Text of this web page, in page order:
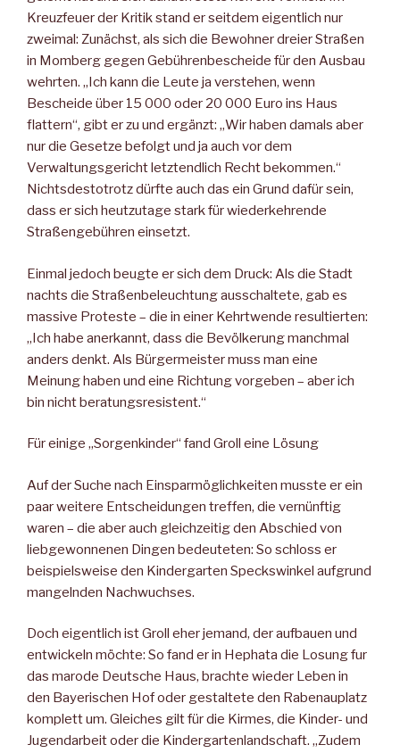
Kreuzfeuer der Kritik stand er seitdem eigentlich nur
zweimal: Zunächst, als sich die Bewohner dreier Straßen
in Momberg gegen Gebührenbescheide für den Ausbau
wehrten. „Ich kann die Leute ja verstehen, wenn
Bescheide über 15 000 oder 20 000 Euro ins Haus
flattern“, gibt er zu und ergänzt: „Wir haben damals aber
nur die Gesetze befolgt und ja auch vor dem
Verwaltungsgericht letztendlich Recht bekommen.“
Nichtsdestotrotz dürfte auch das ein Grund dafür sein,
dass er sich heutzutage stark für wiederkehrende
Straßengebühren einsetzt.
Einmal jedoch beugte er sich dem Druck: Als die Stadt
nachts die Straßenbeleuchtung ausschaltete, gab es
massive Proteste – die in einer Kehrtwende resultierten:
„Ich habe anerkannt, dass die Bevölkerung manchmal
anders denkt. Als Bürgermeister muss man eine
Meinung haben und eine Richtung vorgeben – aber ich
bin nicht beratungsresistent.“
Für einige „Sorgenkinder“ fand Groll eine Lösung
Auf der Suche nach Einsparmöglichkeiten musste er ein
paar weitere Entscheidungen treffen, die vernünftig
waren – die aber auch gleichzeitig den Abschied von
liebgewonnenen Dingen bedeuteten: So schloss er
beispielsweise den Kindergarten Speckswinkel aufgrund
mangelnden Nachwuchses.
Doch eigentlich ist Groll eher jemand, der aufbauen und
entwickeln möchte: So fand er in Hephata die Losung fur
das marode Deutsche Haus, brachte wieder Leben in
den Bayerischen Hof oder gestaltete den Rabenauplatz
komplett um. Gleiches gilt für die Kirmes, die Kinder- und
Jugendarbeit oder die Kindergartenlandschaft. „Zudem